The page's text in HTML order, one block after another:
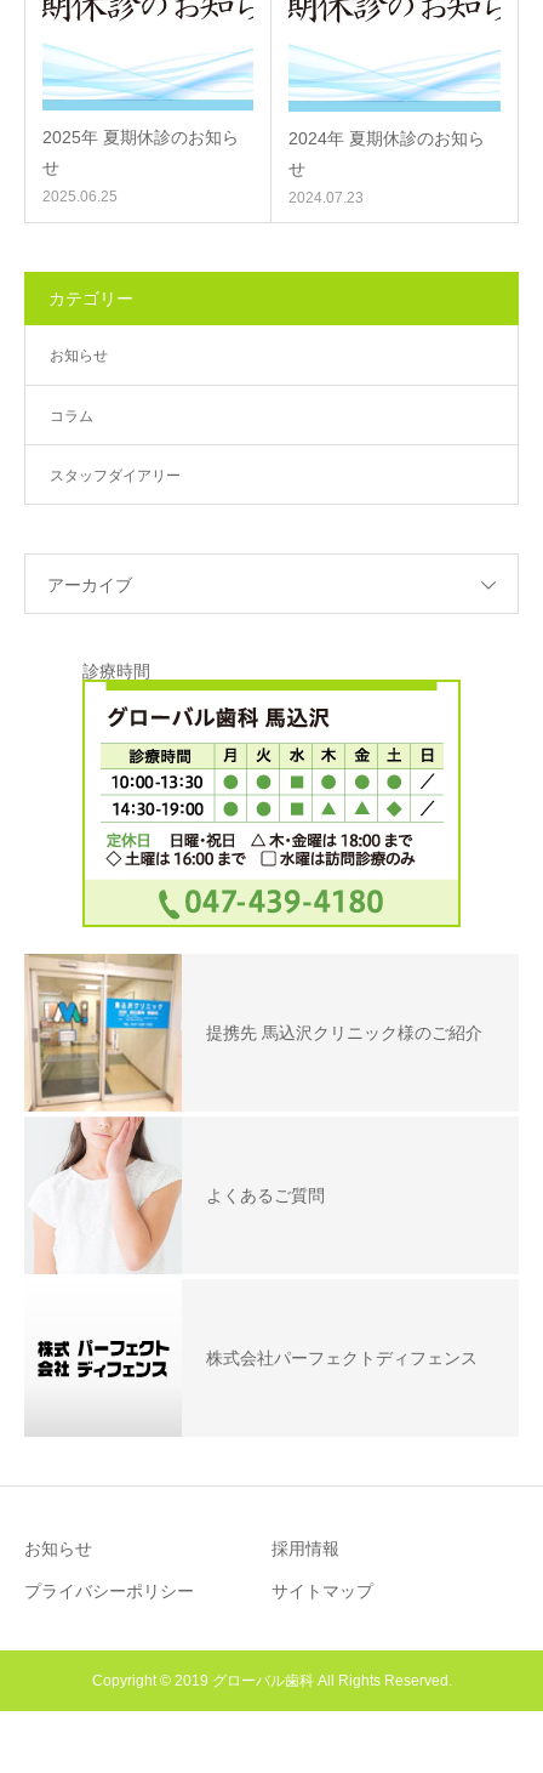
2025年 夏期休診のお知ら
せ
2025.06.25
2024年 夏期休診のお知ら
せ
2024.07.23
カテゴリー
お知らせ
コラム
スタッフダイアリー
アーカイブ
診療時間
提携先 馬込沢クリニック様のご紹介
よくあるご質問
株式会社パーフェクトディフェンス
お知らせ 採用情報
プライバシーポリシー サイトマップ
Copyright © 2019 グローバル歯科 All Rights Reserved.